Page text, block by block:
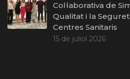
Col·laborativa de
Qualitat i la
Centres Sanitaris
15 de juliol 2026